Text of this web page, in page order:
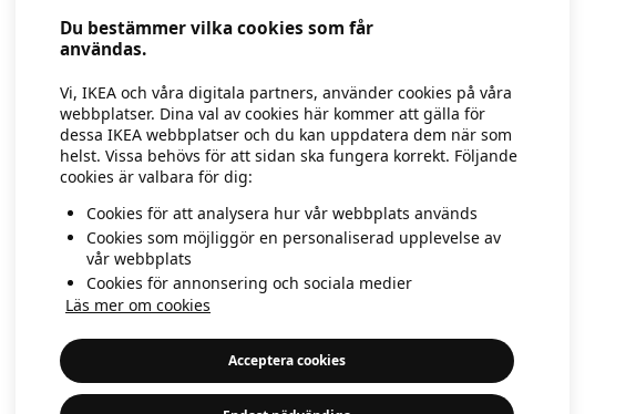
Du bestämmer vilka cookies som får
användas.
Vi, IKEA och våra digitala partners, använder cookies på våra
webbplatser. Dina val av cookies här kommer att gälla för
dessa IKEA webbplatser och du kan uppdatera dem när som
helst. Vissa behövs för att sidan ska fungera korrekt. Följande
cookies är valbara för dig:
Cookies för att analysera hur vår webbplats används
Cookies som möjliggör en personaliserad upplevelse av
vår webbplats
Cookies för annonsering och sociala medier
Läs mer om cookies
Acceptera cookies